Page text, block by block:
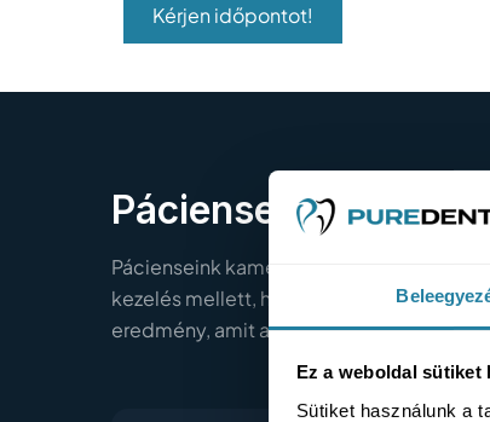
Ez a weboldal sütiket
Sütiket használunk a
Kérjen időpontot!
Pácienseink
Pácienseink kamera előtt osztják meg
kezelés mellett, hogyan zajlott a folyamat,
eredmény, amit a PureDental csapatával